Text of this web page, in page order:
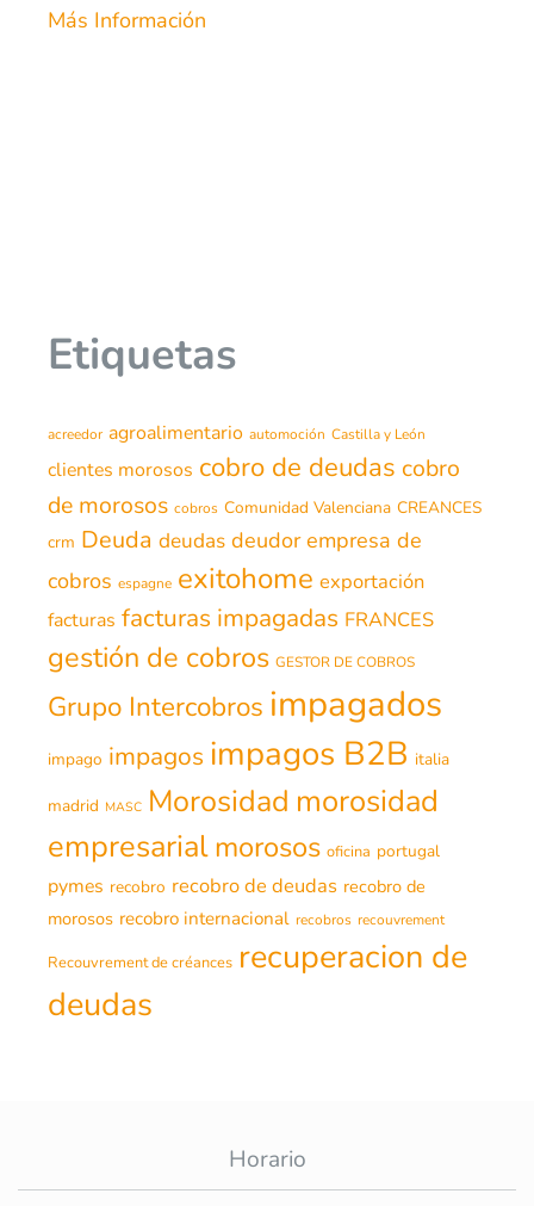
Más Información
Etiquetas
acreedor agroalimentario automoción Castilla y León
clientes morosos cobro de deudas cobro
de morosos cobros Comunidad Valenciana CREANCES
crm Deuda deudas deudor empresa de
cobros espagne exitohome exportación
facturas facturas impagadas FRANCES
gestión de cobros GESTOR DE COBROS
Grupo Intercobros impagados
impago impagos impagos B2B italia
madrid MASC Morosidad morosidad
empresarialmorosos oficina portugal
pymes recobro recobro de deudas recobro de
morosos recobro internacional recobros recouvrement
Recouvrement de créances recuperacion de
deudas
Horario